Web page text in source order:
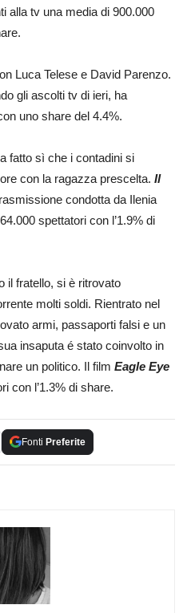
alla tv una media di 900.000
Luca Telese e David Parenzo.
gli ascolti tv di ieri, ha
uno share del 4.4%.
fatto sì che i contadini si
con la ragazza prescelta. Il
condotta da Ilenia
spettatori con l’1.9% di
il fratello, si è ritrovato
molti soldi. Rientrato nel
armi, passaporti falsi e un
insaputa é stato coinvolto in
un politico. Il film Eagle Eye
con l’1.3% di share.
Fonti Preferite